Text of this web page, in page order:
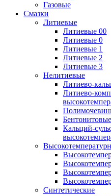
Газовые
Смазки
Литиевые
Литиевые 00
Литиевые 0
Литиевые 1
Литиевые 2
Литиевые 3
Нелитиевые
Литиево-
Литиево-
Кальций-
Синтетические